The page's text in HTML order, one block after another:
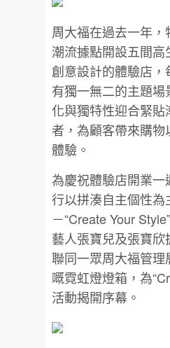
周大福在過去一年
潮流據點開設五間高
創意設計的體驗店
有獨一無二的主題
化與獨特性迎合緊貼
者，為顧客帶來購
體驗。
為慶祝體驗店開業
行以拼湊自主個性為
－“Create Your
藝人張寶兒及張寶欣
聯同一眾周大福管
嘅霓虹燈燈箱，為
活動揭開序幕。